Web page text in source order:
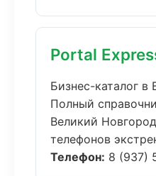
Portal
Бизнес-каталог
Полный
Великий
телефонов
Телефон: 8 (937)